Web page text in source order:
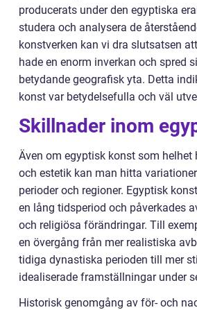
producerats under den egyptiska
studera och analysera de
konstverken kan vi dra slutsatsen
hade en enorm inverkan och spred
betydande geografisk yta. Detta
konst var betydelsefulla och väl
Skillnader inom
Även om egyptisk konst som helhet
och estetik kan man hitta
perioder och regioner. Egyptisk
en lång tidsperiod och påverkades
och religiösa förändringar. Till
en övergång från mer realistiska
tidiga dynastiska perioden till mer
idealiserade framställningar under
Historisk genomgång av för- och